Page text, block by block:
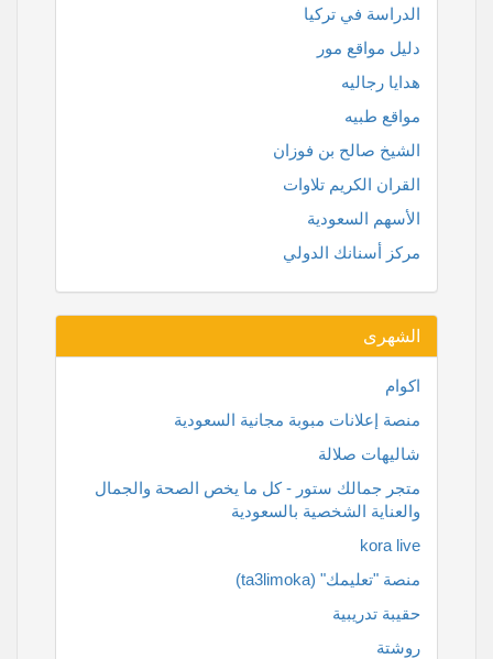
الدراسة في تركيا
دليل مواقع مور
هدايا رجاليه
مواقع طبيه
الشيخ صالح بن فوزان
القران الكريم تلاوات
الأسهم السعودية
مركز أسنانك الدولي
الشهرى
اكوام
منصة إعلانات مبوبة مجانية السعودية
شاليهات صلالة
متجر جمالك ستور - كل ما يخص الصحة والجمال
والعناية الشخصية بالسعودية
kora live
منصة "تعليمك" (ta3limoka)
حقيبة تدريبية
روشتة